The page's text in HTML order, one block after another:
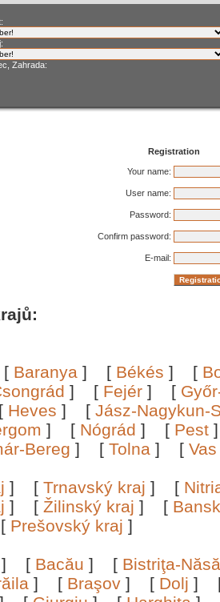
Zahrada:
Registration
Your name:
User name:
Password:
Confirm password:
E-mail:
[ Baranya ] [ Békés ] [
] [ Fejér ] [
[ Heves ] [ Jász-Nagykun-
] [ Nógrád ] [ Pest
Bereg ] [ Tolna ] [ Vas
] [ Trnavský kraj ] [
] [ Žilinský kraj ] [
[ Prešovský kraj ]
] [ Bacău ] [ Bistriţa-
] [ Braşov ] [ Dolj ]